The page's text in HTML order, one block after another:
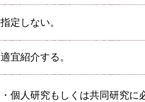
指定しない。
適宜紹介する。
・個人研究もしくは共同研究